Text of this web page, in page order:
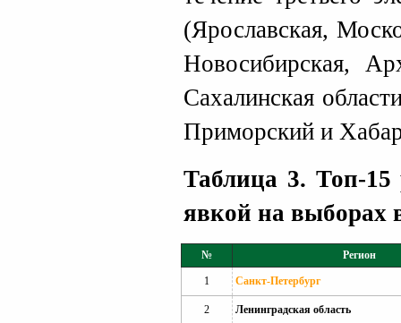
(Ярославская,
Новосибирская,
Сахалинская
Приморский и
Таблица 3. Топ-15
явкой на выборах
№ Регион
1 Санкт-Петербург
2 Ленинградская область